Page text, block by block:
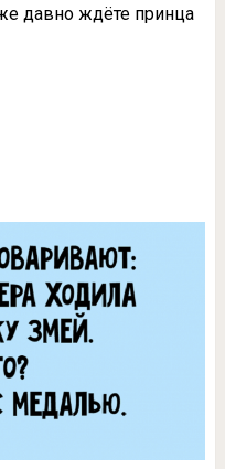
давно ждёте принца